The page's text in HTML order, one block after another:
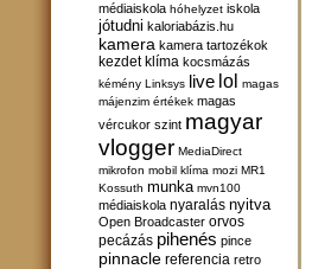
médiaiskola hóhelyzet iskola
jótudni kaloriabázis.hu
kamera kamera tartozékok
kezdet klíma kocsmázás
kémény Linksys live lol magas
májenzim értékek magas
vércukor szint magyar
vlogger MediaDirect
mikrofon mobil klíma mozi MR1
Kossuth munka mvn100
médiaiskola nyaralás nyitva
Open Broadcaster orvos
pecázás pihenés pince
pinnacle referencia retro